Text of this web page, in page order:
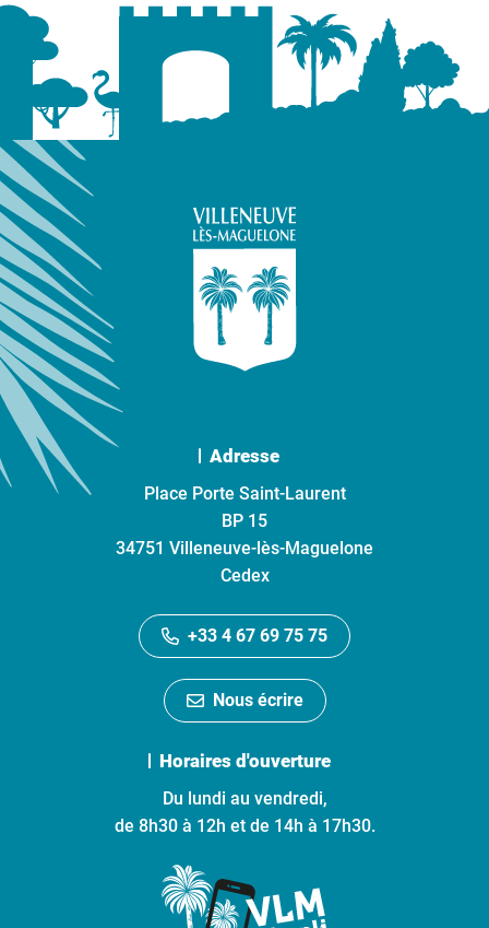
Adresse
Place Porte Saint-Laurent
BP 15
34751 Villeneuve-lès-Maguelone
Cedex
+33 4 67 69 75 75
Nous écrire
Horaires d'ouverture
Du lundi au vendredi,
de 8h30 à 12h et de 14h à 17h30.